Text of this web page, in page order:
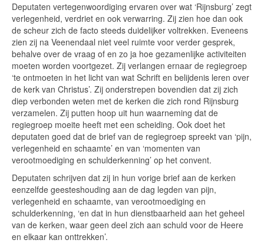
Deputaten vertegenwoordiging ervaren over wat ‘Rijnsburg’ zegt
verlegenheid, verdriet en ook verwarring. Zij zien hoe dan ook
de scheur zich de facto steeds duidelijker voltrekken. Eveneens
zien zij na Veenendaal niet veel ruimte voor verder gesprek,
behalve over de vraag of en zo ja hoe gezamenlijke activiteiten
moeten worden voortgezet. Zij verlangen ernaar de regiegroep
‘te ontmoeten in het licht van wat Schrift en belijdenis leren over
de kerk van Christus’. Zij onderstrepen bovendien dat zij zich
diep verbonden weten met de kerken die zich rond Rijnsburg
verzamelen. Zij putten hoop uit hun waarneming dat de
regiegroep moeite heeft met een scheiding. Ook doet het
deputaten goed dat de brief van de regiegroep spreekt van ‘pijn,
verlegenheid en schaamte’ en van ‘momenten van
verootmoediging en schulderkenning’ op het convent.
Deputaten schrijven dat zij in hun vorige brief aan de kerken
eenzelfde geesteshouding aan de dag legden van pijn,
verlegenheid en schaamte, van verootmoediging en
schulderkenning, ‘en dat in hun dienstbaarheid aan het geheel
van de kerken, waar geen deel zich aan schuld voor de Heere
en elkaar kan onttrekken’.